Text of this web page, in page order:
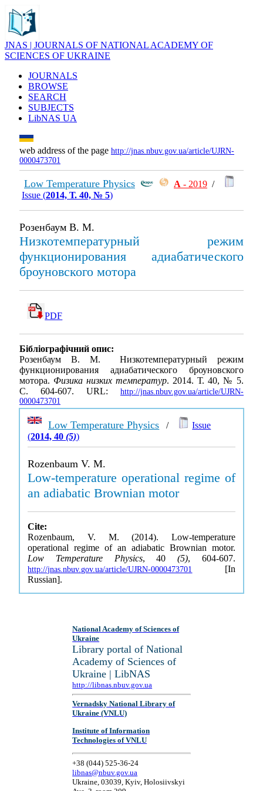
JNAS | JOURNALS OF NATIONAL ACADEMY OF
SCIENCES OF UKRAINE
JOURNALS
BROWSE
SEARCH
SUBJECTS
LibNAS UA
web address of the page http://jnas.nbuv.gov.ua/article/UJRN-
0000473701
Low Temperature Physics А - 2019 /
Issue (2014, Т. 40, № 5)
Розенбаум В. М.
Низкотемпературный режим
функционирования адиабатического
броуновского мотора
PDF
Бібліографічний опис:
Розенбаум В. М. Низкотемпературный режим
функционирования адиабатического броуновского
мотора. Физика низких температур. 2014. Т. 40, № 5.
С. 604-607. URL: http://jnas.nbuv.gov.ua/article/UJRN-
0000473701
Low Temperature Physics /
Issue
(2014, 40(5))
Rozenbaum V. M.
Low-temperature operational regime of
an adiabatic Brownian motor
Cite:
Rozenbaum, V. M. (2014). Low-temperature
operational regime of an adiabatic Brownian motor.
Low Temperature Physics, 40(5), 604-607.
http://jnas.nbuv.gov.ua/article/UJRN-0000473701
[In
Russian].
National Academy of Sciences of
Ukraine
Library portal of National
Academy of Sciences of
Ukraine | LibNAS
http://libnas.nbuv.gov.ua
Vernadsky National Library of
Ukraine (VNLU)
Institute of Information
Technologies of VNLU
+38 (044) 525-36-24
libnas@nbuv.gov.ua
Ukraine, 03039, Kyiv, Holosiivskyi